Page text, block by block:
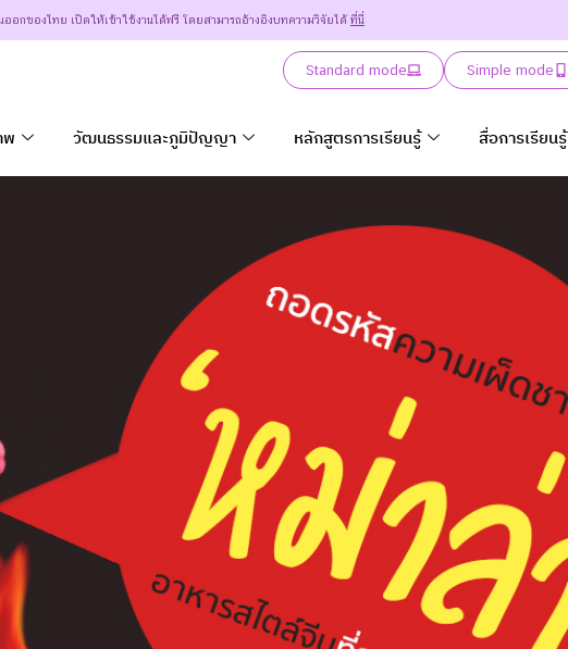
กของไทย เปิดให้เข้าใช้งานได้ฟรี โดยสามารถอ้างอิงบทความวิจัยได้ ที่นี่
Standard mode Simple mode
พ วัฒนธรรมและภูมิปัญญา หลักสูตรการเรียนรู้ สื่อการเรียนรู้